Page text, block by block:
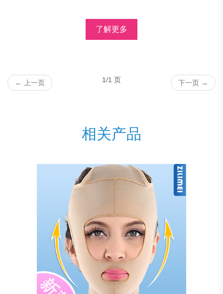
了解更多
← 上一页 1/1 页 下一页 →
相关产品